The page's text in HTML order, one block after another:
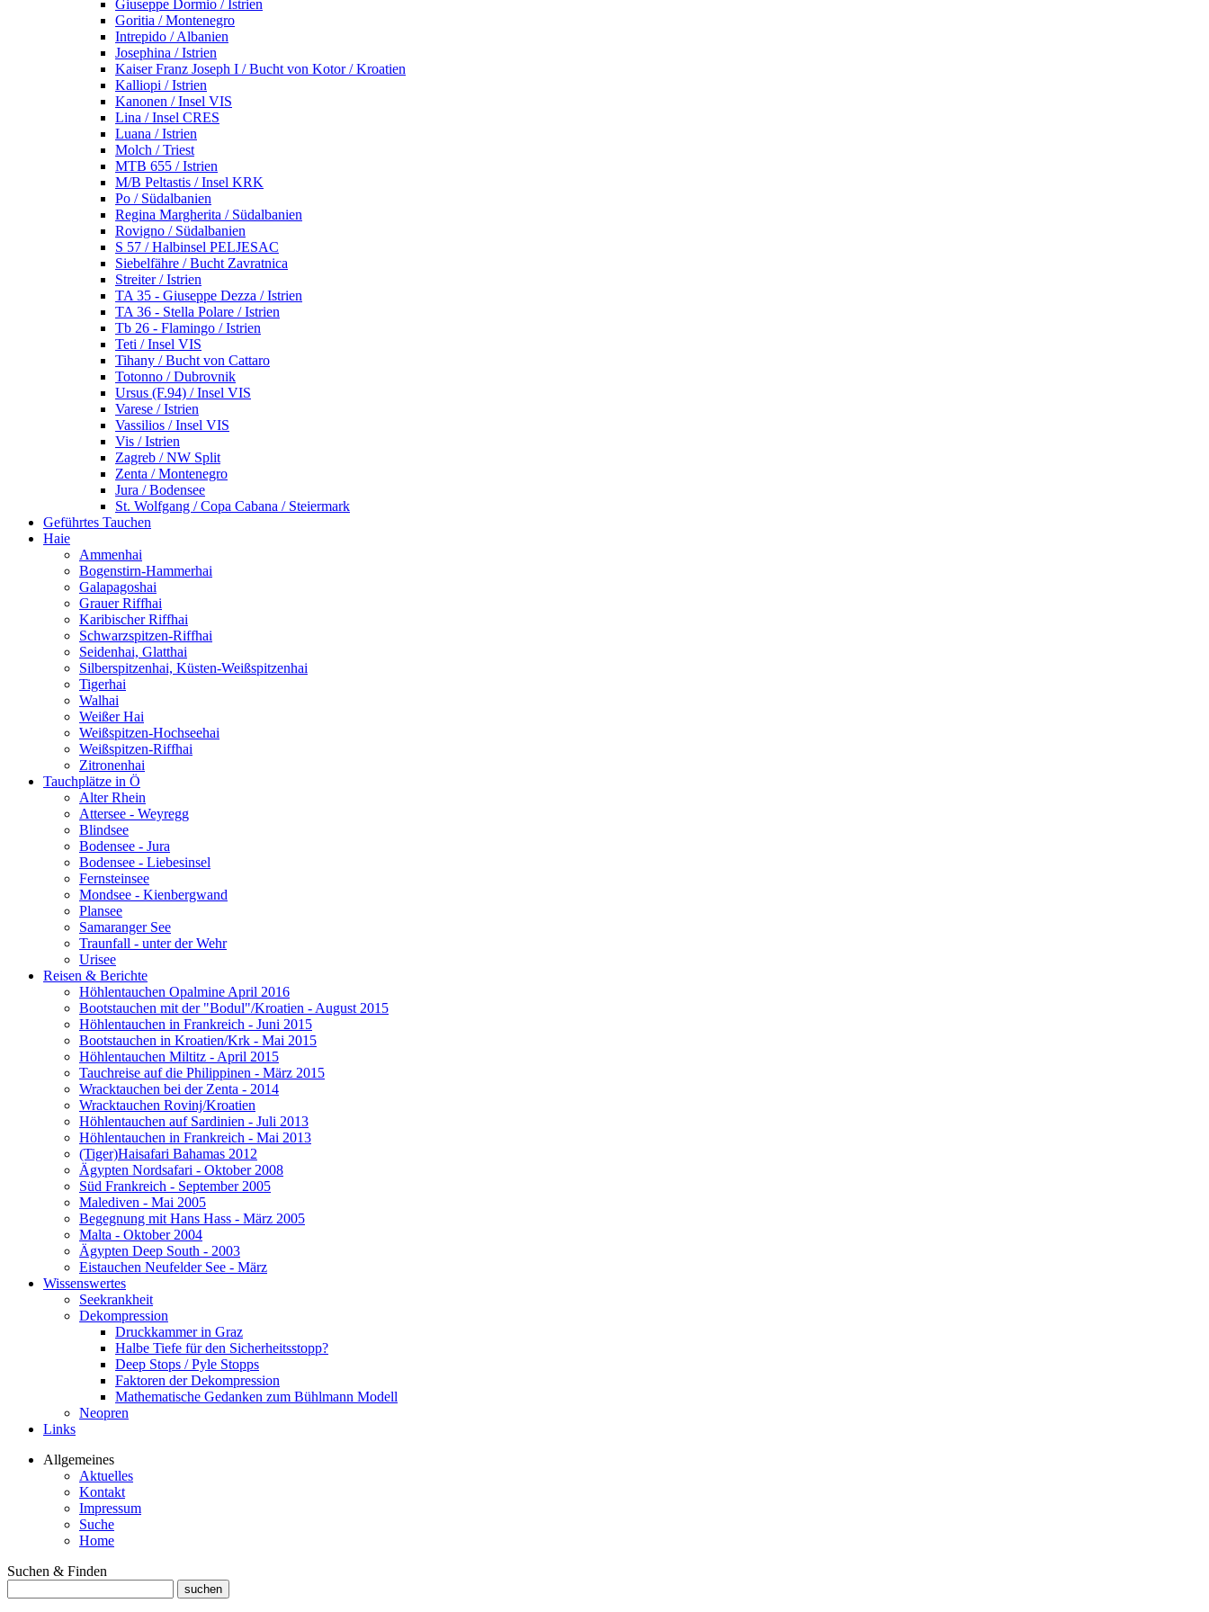
Giuseppe Dormio / Istrien
Goritia / Montenegro
Intrepido / Albanien
Josephina / Istrien
Kaiser Franz Joseph I / Bucht von Kotor / Kroatien
Kalliopi / Istrien
Kanonen / Insel VIS
Lina / Insel CRES
Luana / Istrien
Molch / Triest
MTB 655 / Istrien
M/B Peltastis / Insel KRK
Po / Südalbanien
Regina Margherita / Südalbanien
Rovigno / Südalbanien
S 57 / Halbinsel PELJESAC
Siebelfähre / Bucht Zavratnica
Streiter / Istrien
TA 35 - Giuseppe Dezza / Istrien
TA 36 - Stella Polare / Istrien
Tb 26 - Flamingo / Istrien
Teti / Insel VIS
Tihany / Bucht von Cattaro
Totonno / Dubrovnik
Ursus (F.94) / Insel VIS
Varese / Istrien
Vassilios / Insel VIS
Vis / Istrien
Zagreb / NW Split
Zenta / Montenegro
Jura / Bodensee
St. Wolfgang / Copa Cabana / Steiermark
Geführtes Tauchen
Haie
Ammenhai
Bogenstirn-Hammerhai
Galapagoshai
Grauer Riffhai
Karibischer Riffhai
Schwarzspitzen-Riffhai
Seidenhai, Glatthai
Silberspitzenhai, Küsten-Weißspitzenhai
Tigerhai
Walhai
Weißer Hai
Weißspitzen-Hochseehai
Weißspitzen-Riffhai
Zitronenhai
Tauchplätze in Ö
Alter Rhein
Attersee - Weyregg
Blindsee
Bodensee - Jura
Bodensee - Liebesinsel
Fernsteinsee
Mondsee - Kienbergwand
Plansee
Samaranger See
Traunfall - unter der Wehr
Urisee
Reisen & Berichte
Höhlentauchen Opalmine April 2016
Bootstauchen mit der "Bodul"/Kroatien - August 2015
Höhlentauchen in Frankreich - Juni 2015
Bootstauchen in Kroatien/Krk - Mai 2015
Höhlentauchen Miltitz - April 2015
Tauchreise auf die Philippinen - März 2015
Wracktauchen bei der Zenta - 2014
Wracktauchen Rovinj/Kroatien
Höhlentauchen auf Sardinien - Juli 2013
Höhlentauchen in Frankreich - Mai 2013
(Tiger)Haisafari Bahamas 2012
Ägypten Nordsafari - Oktober 2008
Süd Frankreich - September 2005
Malediven - Mai 2005
Begegnung mit Hans Hass - März 2005
Malta - Oktober 2004
Ägypten Deep South - 2003
Eistauchen Neufelder See - März
Wissenswertes
Seekrankheit
Dekompression
Druckkammer in Graz
Halbe Tiefe für den Sicherheitsstopp?
Deep Stops / Pyle Stopps
Faktoren der Dekompression
Mathematische Gedanken zum Bühlmann Modell
Neopren
Links
Allgemeines
Aktuelles
Kontakt
Impressum
Suche
Home
Suchen & Finden